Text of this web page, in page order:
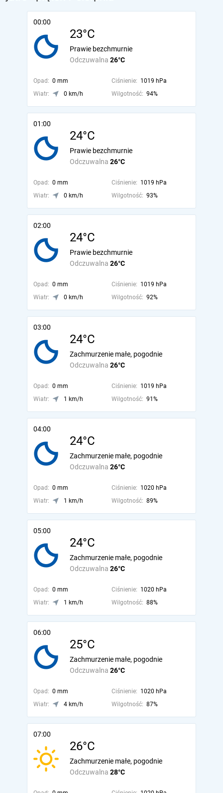
00:00
23°C
Odczuwalna 26°C
Prawie bezchmurnie
Opad: 0 mm Ciśnienie: 1019 hPa
Wiatr:
0 km/h Wilgotność: 94%
01:00
24°C
Odczuwalna 26°C
Prawie bezchmurnie
Opad: 0 mm Ciśnienie: 1019 hPa
Wiatr:
0 km/h Wilgotność: 93%
02:00
24°C
Odczuwalna 26°C
Prawie bezchmurnie
Opad: 0 mm Ciśnienie: 1019 hPa
Wiatr:
0 km/h Wilgotność: 92%
03:00
24°C
Odczuwalna 26°C
Zachmurzenie małe, pogodnie
Opad: 0 mm Ciśnienie: 1019 hPa
Wiatr:
1 km/h Wilgotność: 91%
04:00
24°C
Odczuwalna 26°C
Zachmurzenie małe, pogodnie
Opad: 0 mm Ciśnienie: 1020 hPa
Wiatr:
1 km/h Wilgotność: 89%
05:00
24°C
Odczuwalna 26°C
Zachmurzenie małe, pogodnie
Opad: 0 mm Ciśnienie: 1020 hPa
Wiatr:
1 km/h Wilgotność: 88%
06:00
25°C
Odczuwalna 26°C
Zachmurzenie małe, pogodnie
Opad: 0 mm Ciśnienie: 1020 hPa
Wiatr:
4 km/h Wilgotność: 87%
07:00
26°C
Odczuwalna 28°C
Zachmurzenie małe, pogodnie